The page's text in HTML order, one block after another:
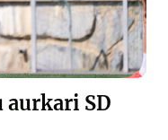
aurkari SD